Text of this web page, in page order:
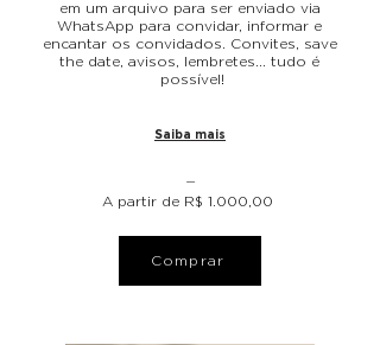
em um arquivo para ser enviado via
WhatsApp para convidar, informar e
encantar os convidados. Convites, save
the date, avisos, lembretes... tudo é
possível!
Saiba mais
⏤
A partir de R$ 1.000,00
Comprar